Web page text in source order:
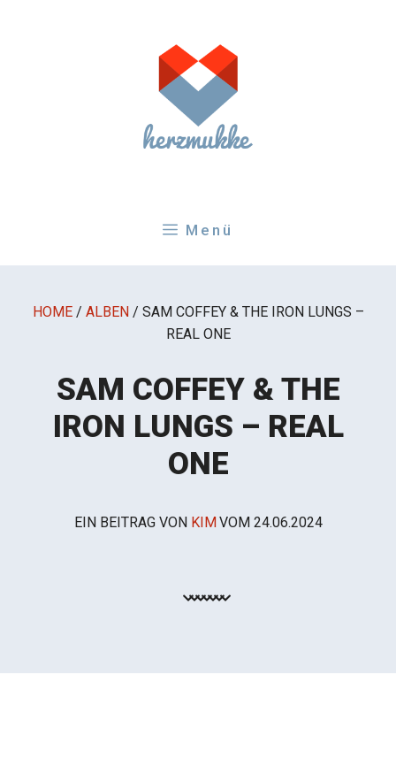
Menü
HOME / ALBEN / SAM COFFEY & THE IRON LUNGS –
REAL ONE
SAM COFFEY & THE
IRON LUNGS – REAL
ONE
EIN BEITRAG VON KIMVOM 24.06.2024